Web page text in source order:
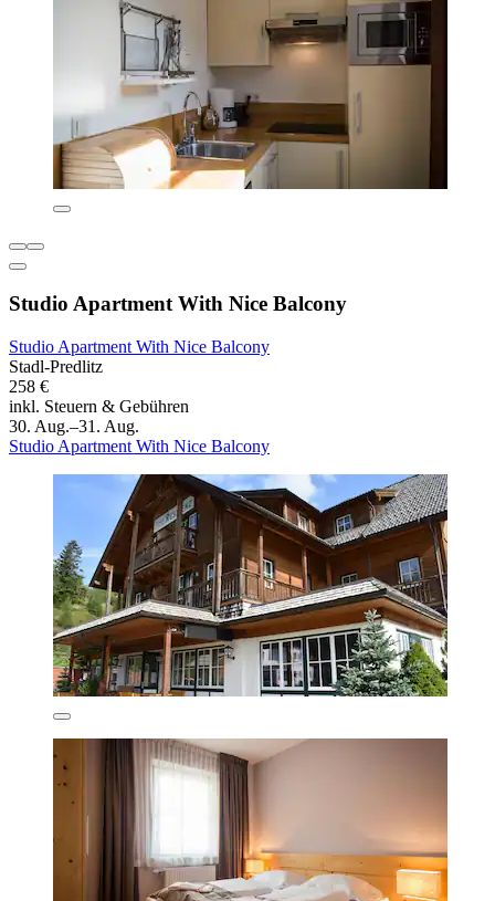
Studio Apartment With Nice Balcony
Studio Apartment With Nice Balcony
Stadl-Predlitz
258 €
inkl. Steuern & Gebühren
30. Aug.–31. Aug.
Studio Apartment With Nice Balcony